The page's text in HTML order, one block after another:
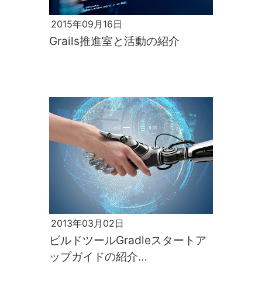
2015年09月16日
Grails推進室と活動の紹介
2013年03月02日
ビルドツールGradleスタートア
ップガイドの紹介